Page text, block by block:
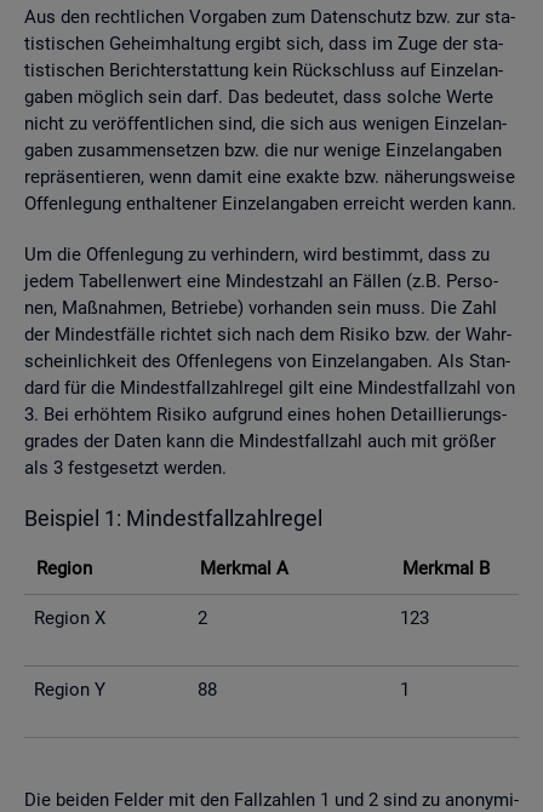
Aus den recht­li­chen Vor­ga­ben zum Da­ten­schutz bzw. zur sta­
tis­ti­schen Ge­heim­hal­tung er­gibt sich, dass im Zuge der sta­
tis­ti­schen Be­richt­erstat­tung kein Rück­schluss auf Ein­zel­an­
ga­ben mög­lich sein darf. Das be­deu­tet, dass sol­che Werte
nicht zu ver­öf­fent­li­chen sind, die sich aus we­ni­gen Ein­zel­an­
ga­ben zu­sam­men­set­zen bzw. die nur we­ni­ge Ein­zel­an­ga­ben
re­prä­sen­tie­ren, wenn damit eine ex­ak­te bzw. nä­he­rungs­wei­se
Of­fen­le­gung ent­hal­te­ner Ein­zel­an­ga­ben er­reicht wer­den kann.
Um die Of­fen­le­gung zu ver­hin­dern, wird be­stimmt, dass zu
jedem Ta­bel­len­wert eine Min­dest­zahl an Fäl­len (z.B. Per­so­
nen, Maß­nah­men, Be­trie­be) vor­han­den sein muss. Die Zahl
der Min­dest­fäl­le rich­tet sich nach dem Ri­si­ko bzw. der Wahr­
schein­lich­keit des Of­fen­le­gens von Ein­zel­an­ga­ben. Als Stan­
dard für die Min­dest­fall­zahl­re­gel gilt eine Min­dest­fall­zahl von
3. Bei er­höh­tem Ri­si­ko auf­grund eines hohen De­tail­lie­rungs­
gra­des der Daten kann die Min­dest­fall­zahl auch mit grö­ßer
als 3 fest­ge­setzt wer­den.
Bei­spiel 1: Min­dest­fall­zahl­re­gel
Re­gi­on Merk­mal A Merk­mal B
Re­gi­on X 2 123
Re­gi­on Y 88 1
Die bei­den Fel­der mit den Fall­zah­len 1 und 2 sind zu an­ony­mi­